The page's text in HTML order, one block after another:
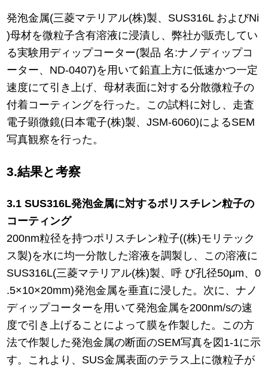
発泡金属(三菱マテリアル(株)製、SUS316L およびNi
)母材を微粒子含有溶液に浸漬し、弊社が販売してい
る実験用ディップコーター(製品 名:ナノディップコ
ーター、ND-0407)を用いて鉛直上方に低速かつ一定
速度にて引き上げ、母材表面に対する分散微粒子の
付着コーティングを行った。この試料に対し、走査
電子顕微鏡(日本電子(株)製、JSM-6060)によるSEM
写真観察を行った。
3.結果と考察
3.1 SUS316L発泡金属に対するポリスチレン粒子の
コーティング
200nm粒径を持つポリスチレン粒子((株)モリテック
ス製)を水に均一分散した溶液を調製し、この溶液に
SUS316L(三菱マテリアル(株)製、呼 び孔径50μm、0
.5×10×20mm)発泡金属を垂直に浸した。次に、ナノ
ディップコーターを用いて発泡金属を200nm/sの速
度で引き上げることによって膜を作製した。この方
法で作製した発泡金属の断面のSEM写真を図1-1に示
す。これより、SUS金属表面のテラス上に微粒子が